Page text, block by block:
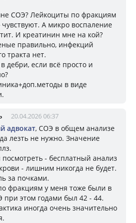
СОЭ? Лейкоциты по фракциям
А микро воспаление
И креатинин мне на кой?
правильно, инфекций
тракта нет.
дебри, если всё просто и
в виде
20.04.2026 06:37
адвокат, СОЭ в общем анализе
лезть не нужно. Значение
- бесплатный анализ
- лишним никогда не будет.
за почками.
фракциям у меня тоже были в
при этом годами был 42 - 44.
иногда очень значительно